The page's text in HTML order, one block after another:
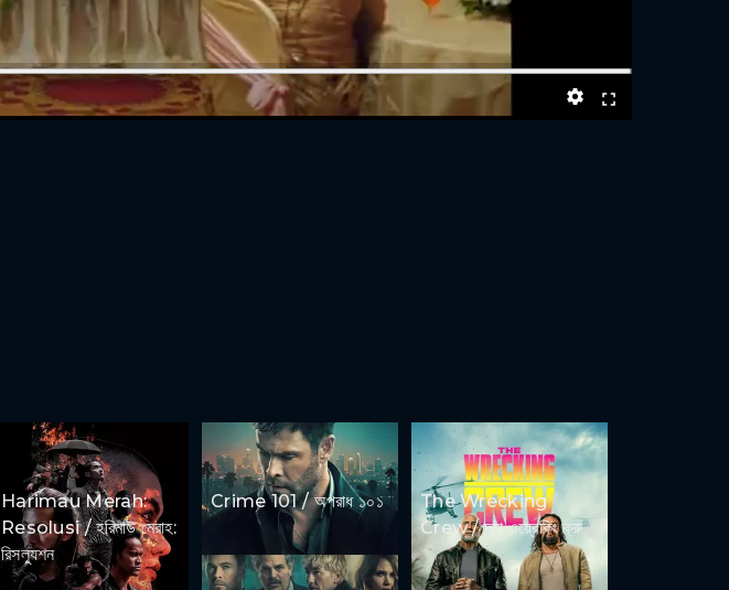
Harimau Merah:
Resolusi / হরিমাউ মেরাহ:
রিসল্যুশন
Crime 101 / অপরাধ ১০১
The Wrecking
Crew / দ্যা ওয়্রেকিং ক্রু